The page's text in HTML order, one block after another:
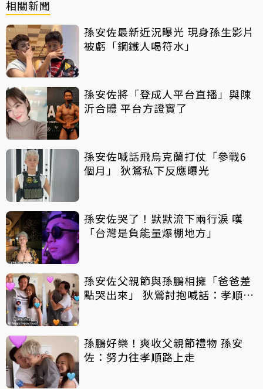
相關新聞
孫安佐最新近況曝光 現身孫生影片
被虧「鋼鐵人喝符水」
孫安佐將「登成人平台直播」與陳
沂合體 平台方證實了
孫安佐喊話飛烏克蘭打仗「參戰6
個月」 狄鶯私下反應曝光
孫安佐哭了！默默流下兩行淚 嘆
「台灣是負能量爆棚地方」
孫安佐父親節與孫鵬相擁「爸爸差
點哭出來」 狄鶯討抱喊話：孝順是
孫鵬好樂！爽收父親節禮物 孫安
佐：努力往孝順路上走